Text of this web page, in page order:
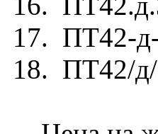
17. ПТ42-
18. ПТ42/